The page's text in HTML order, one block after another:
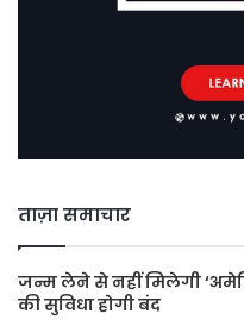
ताज़ा समाचार
जन्म लेने से नहीं मिलेगी
की सुविधा होगी बंद